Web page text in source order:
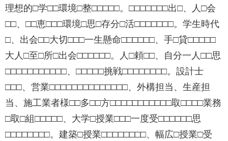
理想的□学□□環境□整□□□□□。□□□□□□□出□、人□会
□□、□□恵□□□環境□思□存分□活□□□□□□□。学生時代
□、出会□□大切□□□一生懸命□□□□□□、手□貸□□□□□
大人□至□所□出会□□□□□□。人□頼□□、自分一人□□思
□□□□□□□□□□□、□□□□□挑戦□□□□□□□□。設計士
□□□、営業□□□□□□□□□□□□□□、外構担当、生産担
当、施工業者様□□多□□方□□□□□□□□□□□取□□□□業務
□取□組□□□□□、大学□授業□□□一度受□□□□□□思
□□□□□□□□。建築□授業□□□□□□□□、幅広□授業□受